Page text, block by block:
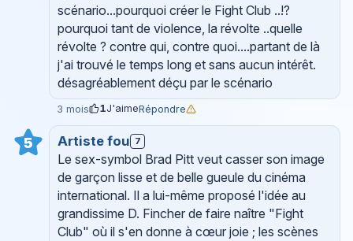
scénario...pourquoi créer le Fight Club ..!?
pourquoi tant de violence, la révolte ..quelle
révolte ? contre qui, contre quoi....partant de là
j'ai trouvé le temps long et sans aucun intérêt.
désagréablement déçu par le scénario
3 mois 1J'aimeRépondre
5 Artiste fou 7
Le sex-symbol Brad Pitt veut casser son image
de garçon lisse et de belle gueule du cinéma
international. Il a lui-même proposé l'idée au
grandissime D. Fincher de faire naître "Fight
Club" où il s'en donne à cœur joie ; les scènes